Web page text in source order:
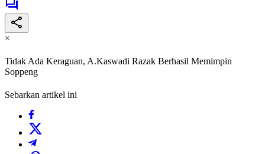
×
Tidak Ada Keraguan, A.Kaswadi Razak Berhasil Memimpin
Soppeng
Sebarkan artikel ini